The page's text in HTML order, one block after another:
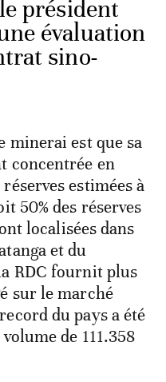
président
évaluation
sino-
minerai est que sa
concentrée en
estimées à
50% des réserves
localisées dans
et du
RDC fournit plus
sur le marché
du pays a été
de 111.358